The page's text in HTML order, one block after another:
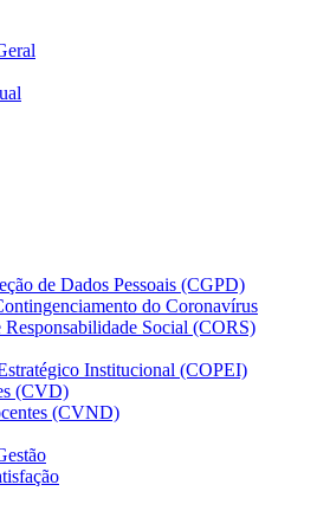
Coordenadoria
de Dados Pessoais (CGPD)
do Coronavírus
Responsabilidade Social (CORS)
Institucional (COPEI)
(CVD)
(CVND)